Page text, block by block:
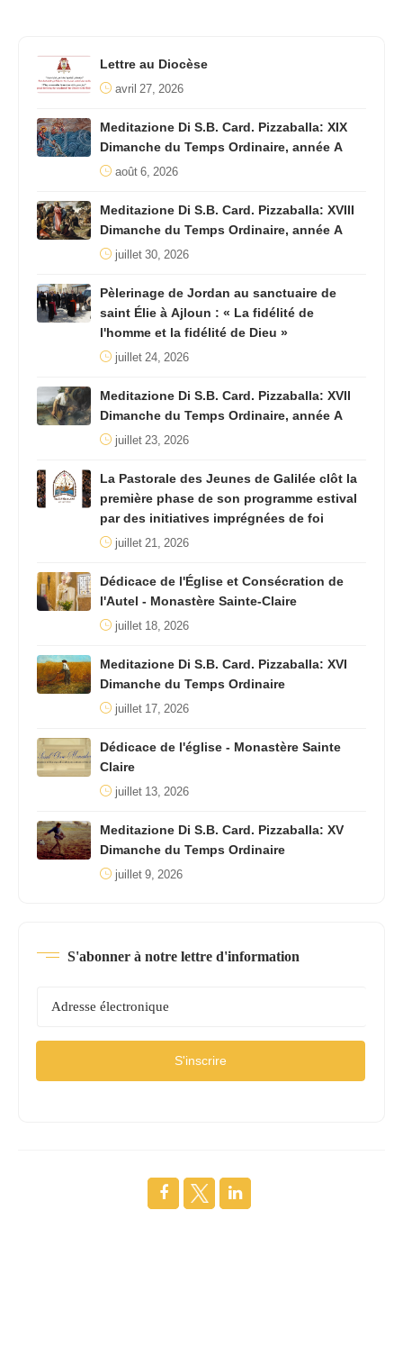
Lettre au Diocèse
avril 27, 2026
Meditazione Di S.B. Card. Pizzaballa: XIX
Dimanche du Temps Ordinaire, année A
août 6, 2026
Meditazione Di S.B. Card. Pizzaballa: XVIII
Dimanche du Temps Ordinaire, année A
juillet 30, 2026
Pèlerinage de Jordan au sanctuaire de
saint Élie à Ajloun : « La fidélité de
l'homme et la fidélité de Dieu »
juillet 24, 2026
Meditazione Di S.B. Card. Pizzaballa: XVII
Dimanche du Temps Ordinaire, année A
juillet 23, 2026
La Pastorale des Jeunes de Galilée clôt la
première phase de son programme estival
par des initiatives imprégnées de foi
juillet 21, 2026
Dédicace de l'Église et Consécration de
l'Autel - Monastère Sainte-Claire
juillet 18, 2026
Meditazione Di S.B. Card. Pizzaballa: XVI
Dimanche du Temps Ordinaire
juillet 17, 2026
Dédicace de l'église - Monastère Sainte
Claire
juillet 13, 2026
Meditazione Di S.B. Card. Pizzaballa: XV
Dimanche du Temps Ordinaire
juillet 9, 2026
S'abonner à notre lettre d'information
S'inscrire